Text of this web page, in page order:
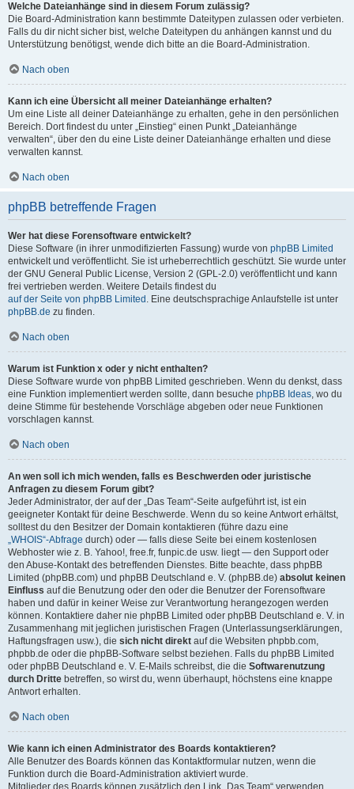
Welche Dateianhänge sind in diesem Forum zulässig?
Die Board-Administration kann bestimmte Dateitypen zulassen oder verbieten.
Falls du dir nicht sicher bist, welche Dateitypen du anhängen kannst und du
Unterstützung benötigst, wende dich bitte an die Board-Administration.
Nach oben
Kann ich eine Übersicht all meiner Dateianhänge erhalten?
Um eine Liste all deiner Dateianhänge zu erhalten, gehe in den persönlichen
Bereich. Dort findest du unter „Einstieg“ einen Punkt „Dateianhänge
verwalten“, über den du eine Liste deiner Dateianhänge erhalten und diese
verwalten kannst.
Nach oben
phpBB betreffende Fragen
Wer hat diese Forensoftware entwickelt?
Diese Software (in ihrer unmodifizierten Fassung) wurde von phpBB Limited
entwickelt und veröffentlicht. Sie ist urheberrechtlich geschützt. Sie wurde unter
der GNU General Public License, Version 2 (GPL-2.0) veröffentlicht und kann
frei vertrieben werden. Weitere Details findest du
auf der Seite von phpBB Limited . Eine deutschsprachige Anlaufstelle ist unter
phpBB.de zu finden.
Nach oben
Warum ist Funktion x oder y nicht enthalten?
Diese Software wurde von phpBB Limited geschrieben. Wenn du denkst, dass
eine Funktion implementiert werden sollte, dann besuche phpBB Ideas, wo du
deine Stimme für bestehende Vorschläge abgeben oder neue Funktionen
vorschlagen kannst.
Nach oben
An wen soll ich mich wenden, falls es Beschwerden oder juristische
Anfragen zu diesem Forum gibt?
Jeder Administrator, der auf der „Das Team“-Seite aufgeführt ist, ist ein
geeigneter Kontakt für deine Beschwerde. Wenn du so keine Antwort erhältst,
solltest du den Besitzer der Domain kontaktieren (führe dazu eine
„WHOIS“-Abfrage durch) oder — falls diese Seite bei einem kostenlosen
Webhoster wie z. B. Yahoo!, free.fr, funpic.de usw. liegt — den Support oder
den Abuse-Kontakt des betreffenden Dienstes. Bitte beachte, dass phpBB
Limited (phpBB.com) und phpBB Deutschland e. V. (phpBB.de) absolut keinen
Einfluss auf die Benutzung oder den oder die Benutzer der Forensoftware
haben und dafür in keiner Weise zur Verantwortung herangezogen werden
können. Kontaktiere daher nie phpBB Limited oder phpBB Deutschland e. V. in
Zusammenhang mit jeglichen juristischen Fragen (Unterlassungserklärungen,
Haftungsfragen usw.), die sich nicht direkt auf die Websiten phpbb.com,
phpbb.de oder die phpBB-Software selbst beziehen. Falls du phpBB Limited
oder phpBB Deutschland e. V. E-Mails schreibst, die die Softwarenutzung
durch Dritte betreffen, so wirst du, wenn überhaupt, höchstens eine knappe
Antwort erhalten.
Nach oben
Wie kann ich einen Administrator des Boards kontaktieren?
Alle Benutzer des Boards können das Kontaktformular nutzen, wenn die
Funktion durch die Board-Administration aktiviert wurde.
Mitglieder des Boards können zusätzlich den Link „Das Team“ verwenden.